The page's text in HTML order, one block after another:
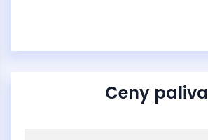
Ceny paliva